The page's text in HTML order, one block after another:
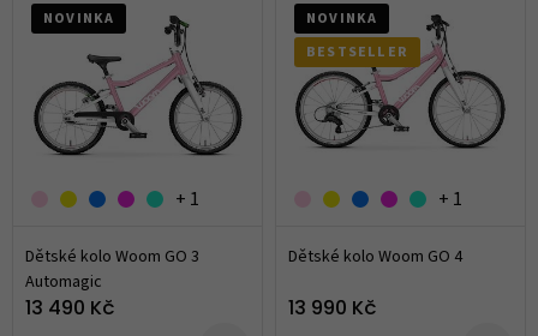
NOVINKA
+ 1
Dětské kolo Woom GO 3
Automagic
13 490 Kč
NOVINKA
BESTSELLER
+ 1
Dětské kolo Woom GO 4
13 990 Kč